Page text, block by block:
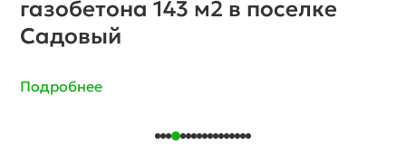
газобетона 143 м2 в поселке
Садовый
Подробнее